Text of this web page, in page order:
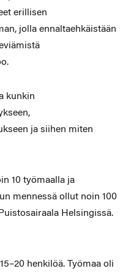
erillisen
jolla ennaltaehkäistään
kunkin
ja siihen miten
10 työmaalla ja
mennessä ollut noin 100
Helsingissä.
henkilöä. Työmaa oli